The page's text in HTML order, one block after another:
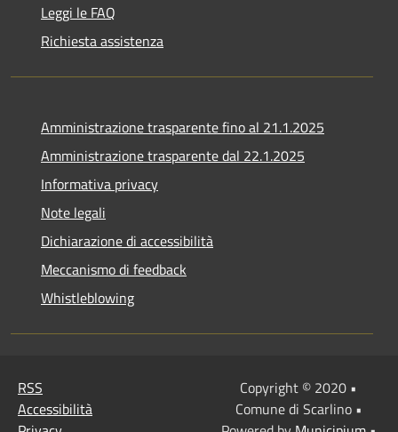
Leggi le FAQ
Richiesta assistenza
Amministrazione trasparente fino al 21.1.2025
Amministrazione trasparente dal 22.1.2025
Informativa privacy
Note legali
Dichiarazione di accessibilità
Meccanismo di feedback
Whistleblowing
RSS
Accessibilità
Copyright © 2020 •
Comune di Scarlino •